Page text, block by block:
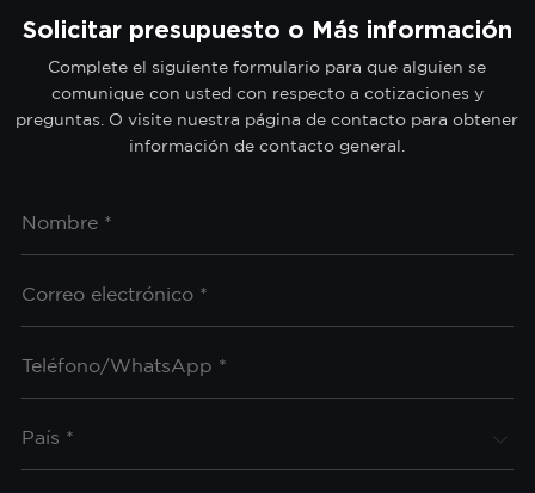
Solicitar presupuesto o Más información
Complete el siguiente formulario para que alguien se
comunique con usted con respecto a cotizaciones y
preguntas. O visite nuestra página de contacto para obtener
información de contacto general.